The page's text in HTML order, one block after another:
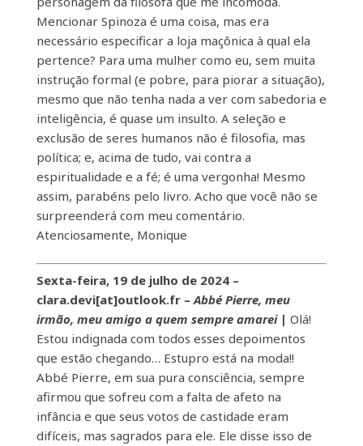
Mencionar Spinoza é uma coisa, mas era
necessário especificar a loja maçônica à qual ela
pertence? Para uma mulher como eu, sem muita
instrução formal (e pobre, para piorar a situação),
mesmo que não tenha nada a ver com sabedoria e
inteligência, é quase um insulto. A seleção e
exclusão de seres humanos não é filosofia, mas
política; e, acima de tudo, vai contra a
espiritualidade e a fé; é uma vergonha! Mesmo
assim, parabéns pelo livro. Acho que você não se
surpreenderá com meu comentário.
Atenciosamente, Monique
Sexta-feira, 19 de julho de 2024 –
clara.devi[at]outlook.fr –Abbé Pierre, meu
irmão, meu amigo a quem sempre amarei | Olá!
Estou indignada com todos esses depoimentos
que estão chegando… Estupro está na moda!!
Abbé Pierre, em sua pura consciência, sempre
afirmou que sofreu com a falta de afeto na
infância e que seus votos de castidade eram
difíceis, mas sagrados para ele. Ele disse isso de